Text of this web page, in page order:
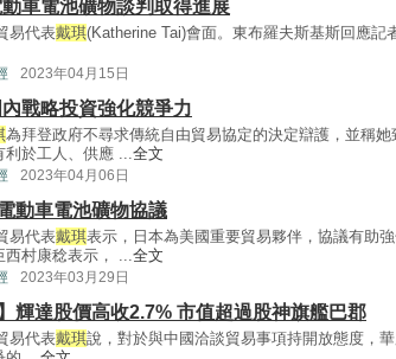
車電池礦物談判取得進展
易代表戴琪(Katherine Tai)會面。東布羅夫斯基斯回應記
2023年04月15日
戰略投資強化競爭力
為拜登政府不尋求傳統自由貿易協定的決定辯護，並稱
利於工人、供應 ...全文
2023年04月06日
動車電池礦物協議
易代表戴琪表示，日本為美國重要貿易夥伴，協議有助強
西村康稔表示， ...全文
2023年03月29日
輝達股價高收2.7% 市值超過股神旗艦巴郡
易代表戴琪說，對於與中國洽談貿易事項持開放態度，